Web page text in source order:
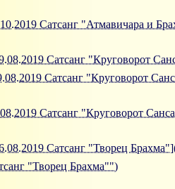
Сатсанг "Атмавичара и
Сатсанг "Круговорот
Сатсанг "Круговорот
Сатсанг "Круговорот
Сатсанг "Творец
"Творец Брахма"")